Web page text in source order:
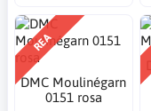
REA
DMC Moulinégarn
0151 rosa